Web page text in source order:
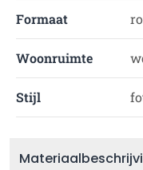
Formaat
Woonruimte
Stijl